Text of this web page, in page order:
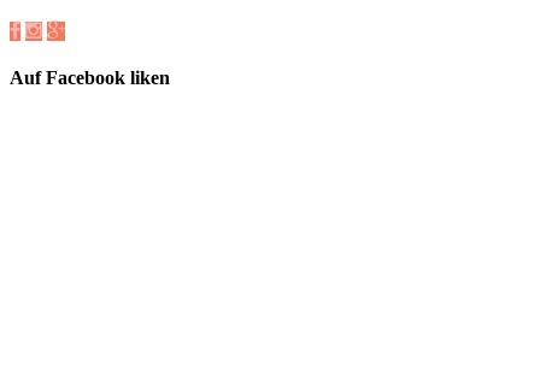
Auf Facebook liken